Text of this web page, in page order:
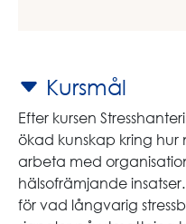
Kursmål
Efter kursen
ökad kunskap kring hur
arbeta med
hälsofrämjande
för vad långvarig